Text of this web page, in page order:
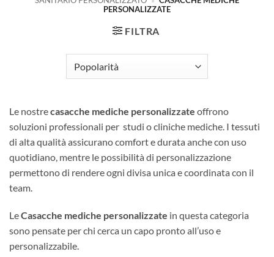
PERSONALIZZATE
FILTRA
Le nostrecasacche mediche personalizzate offrono
soluzioni professionali per studi o cliniche mediche. I tessuti
di alta qualità assicurano comfort e durata anche con uso
quotidiano, mentre le possibilità di personalizzazione
permettono di rendere ogni divisa unica e coordinata con il
team.
LeCasacche mediche personalizzate in questa categoria
sono pensate per chi cerca un capo pronto all’uso e
personalizzabile.